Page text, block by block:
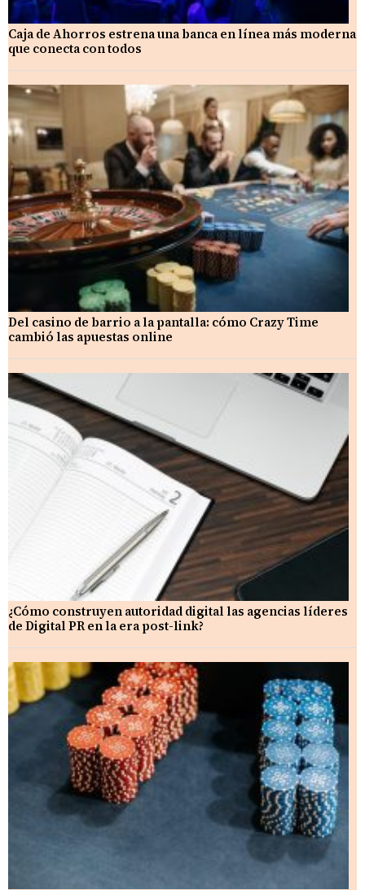
Caja de Ahorros estrena una banca en línea más moderna
que conecta con todos
Del casino de barrio a la pantalla: cómo Crazy Time
cambió las apuestas online
¿Cómo construyen autoridad digital las agencias líderes
de Digital PR en la era post-link?